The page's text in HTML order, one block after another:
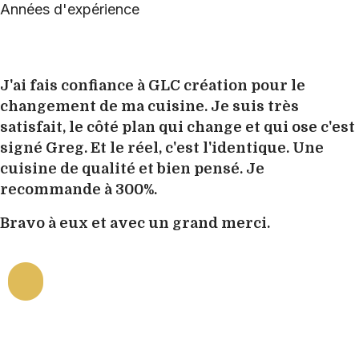
Années d'expérience
J'ai fais confiance à GLC création pour le
changement de ma cuisine. Je suis très
satisfait, le côté plan qui change et qui ose c'est
signé Greg. Et le réel, c'est l'identique. Une
cuisine de qualité et bien pensé. Je
recommande à 300%.
Bravo à eux et avec un grand merci.